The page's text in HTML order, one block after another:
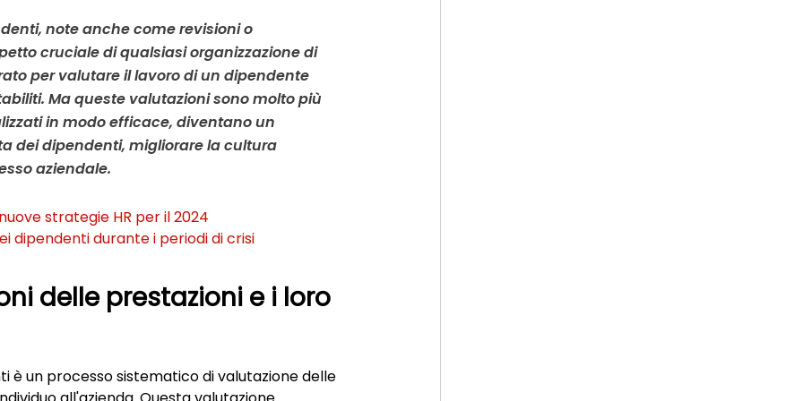
note anche come revisioni o
cruciale di qualsiasi organizzazione di
per valutare il lavoro di un dipendente
Ma queste valutazioni sono molto più
in modo efficace, diventano un
dei dipendenti, migliorare la cultura
aziendale.
strategie HR per il 2024
dipendenti durante i periodi di crisi
delle prestazioni e i loro
è un processo sistematico di valutazione delle